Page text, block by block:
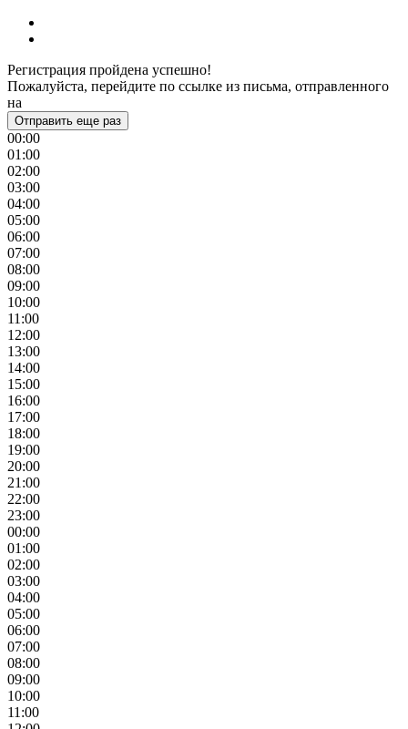
Регистрация пройдена успешно!
Пожалуйста, перейдите по ссылке из письма, отправленного
на
Отправить еще раз
00:00
01:00
02:00
03:00
04:00
05:00
06:00
07:00
08:00
09:00
10:00
11:00
12:00
13:00
14:00
15:00
16:00
17:00
18:00
19:00
20:00
21:00
22:00
23:00
00:00
01:00
02:00
03:00
04:00
05:00
06:00
07:00
08:00
09:00
10:00
11:00